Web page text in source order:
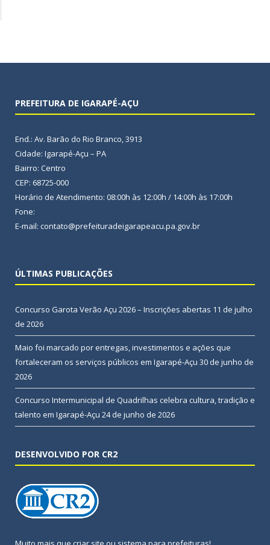
PREFEITURA DE IGARAPÉ-AÇU
End.: Av. Barão do Rio Branco, 3913
Cidade: Igarapé-Açu – PA
Bairro: Centro
CEP: 68725-000
Horário de Atendimento: 08:00h às 12:00h / 14:00h às 17:00h
Fone:
E-mail: contato@prefeituradeigarapeacu.pa.gov.br
ÚLTIMAS PUBLICAÇÕES
Concurso Garota Verão Açu 2026 – Inscrições abertas 11 de julho
de 2026
Maio foi marcado por entregas, investimentos e ações que
fortaleceram os serviços públicos em Igarapé-Açu 30 de junho de
2026
Concurso Intermunicipal de Quadrilhas celebra cultura, tradição e
talento em Igarapé-Açu 24 de junho de 2026
DESENVOLVIDO POR CR2